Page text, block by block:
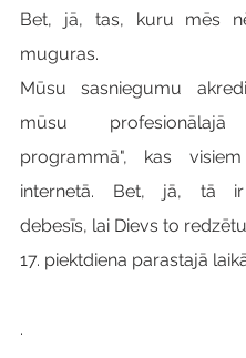
Bet, jā, tas, kuru mēs
muguras.
Mūsu sasniegumu
mūsu profesionālajā
programmā", kas
internetā. Bet, jā, tā ir
debesīs, lai Dievs to
17. piektdiena parastajā
.